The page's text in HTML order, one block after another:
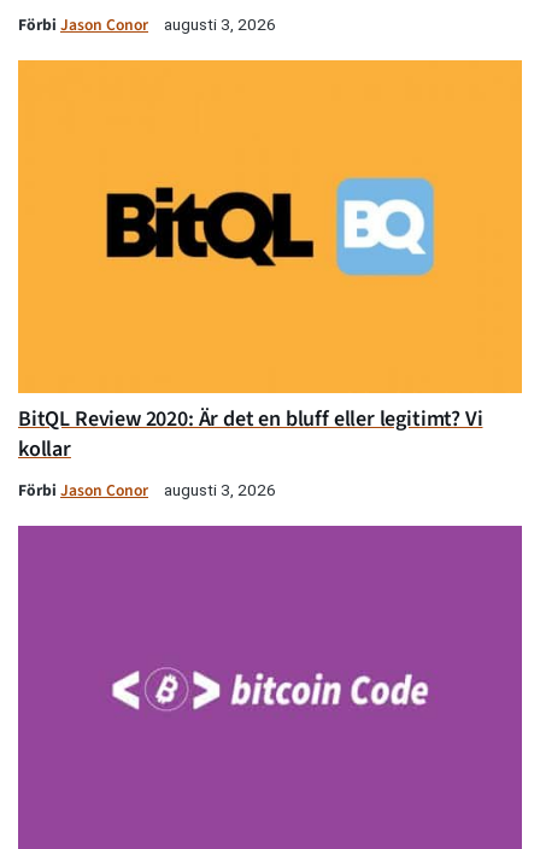
Förbi Jason Conor augusti 3, 2026
BitQL Review 2020: Är det en bluff eller legitimt? Vi
kollar
Förbi Jason Conor augusti 3, 2026